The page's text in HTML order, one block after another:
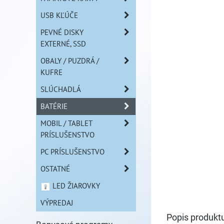
Popis
USB KĽÚČE
PEVNÉ DISKY
EXTERNÉ, SSD
OBALY / PUZDRÁ /
KUFRE
SLÚCHADLÁ
BATÉRIE
MOBIL / TABLET
PRÍSLUŠENSTVO
PC PRÍSLUŠENSTVO
OSTATNÉ
LED ŽIAROVKY
VÝPREDAJ